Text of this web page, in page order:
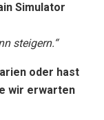
Simulator
steigern.“
oder hast
wir erwarten